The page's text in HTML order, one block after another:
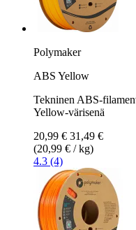
Polymaker
ABS Yellow
Tekninen ABS-
Yellow-värisenä
20,99 € 31,49 €
(20,99 € / kg)
4.3 (4)